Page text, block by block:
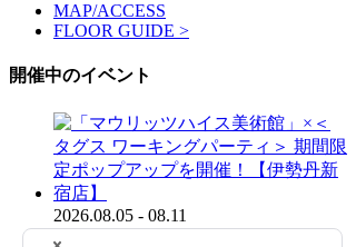
MAP/ACCESS
FLOOR GUIDE >
開催中のイベント
2026.08.05 - 08.11